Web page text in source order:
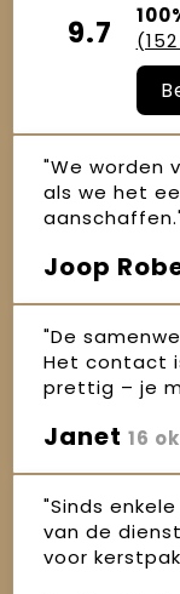
9.7
"We worden
als we het
Joop
"De
Het contact
prettig – je
Janet 16
"Sinds
van de
voor